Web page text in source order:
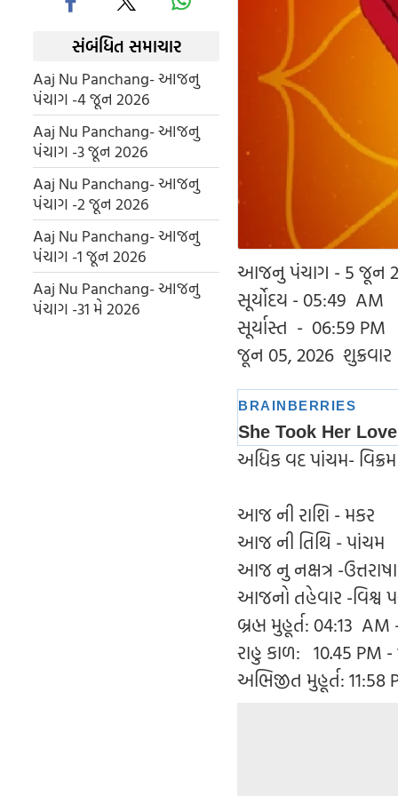
સંબંધિત સમાચાર
Aaj Nu Panchang- આજનુ
પંચાગ -4 જૂન 2026
Aaj Nu Panchang- આજનુ
પંચાગ -3 જૂન 2026
Aaj Nu Panchang- આજનુ
પંચાગ -2 જૂન 2026
Aaj Nu Panchang- આજનુ
પંચાગ -1 જૂન 2026
Aaj Nu Panchang- આજનુ
પંચાગ -31 મે 2026
આજનુ પંચાગ - 5 જૂન
સૂર્યોદય - 05:49 AM
સૂર્યાસ્ત - 06:59 PM
જૂન 05, 2026 શુક્રવાર
અધિક વદ પાંચમ-
આજ ની રાશિ - મકર
આજ ની તિથિ - પાંચમ
આજ નુ નક્ષત્ર -
આજનો તહેવાર -વિશ્વ
બ્રહ્મ મુહૂર્ત: 04:13
રાહુ કાળ: 10.45 PM -
અભિજીત મુહૂર્ત: 11:58